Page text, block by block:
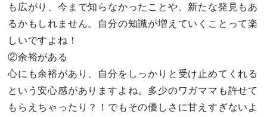
も広がり、今まで知らなかったことや、新たな発見もあ
るかもしれません。自分の知識が増えていくことって楽
しいですよね！
②余裕がある
心にも余裕があり、自分をしっかりと受け止めてくれる
という安心感がありますよね。多少のワガママも許せて
もらえちゃったり？！でもその優しさに甘えすぎないよ